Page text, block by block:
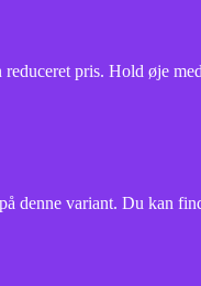
pris. Hold øje
denne variant. Du kan